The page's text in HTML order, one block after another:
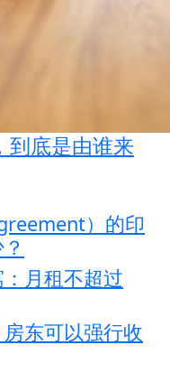
底是由谁来
）的印
月租不超过
东可以强行收